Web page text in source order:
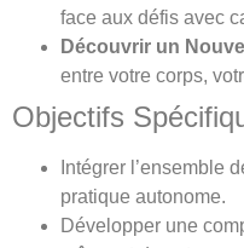
face aux défis avec
Découvrir un
entre votre corps,
Objectifs
Intégrer l’ensemble
pratique autonome.
Développer une